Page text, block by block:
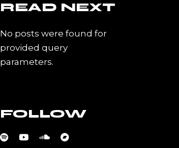
READ NEXT
No posts were found for
provided query
parameters.
FOLLOW